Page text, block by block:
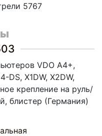
5767
VDO А4+,
DS, X1DW, X2DW,
крепление на руль/
блистер (Германия)